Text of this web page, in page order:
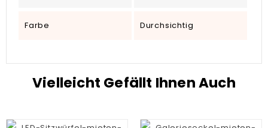
Farbe Durchsichtig
Vielleicht Gefällt Ihnen Auch